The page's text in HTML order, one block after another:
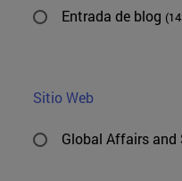
Entrada de blog
Sitio Web
Global Affairs